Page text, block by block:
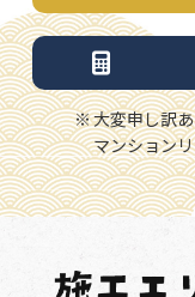
大変申し訳
マンション